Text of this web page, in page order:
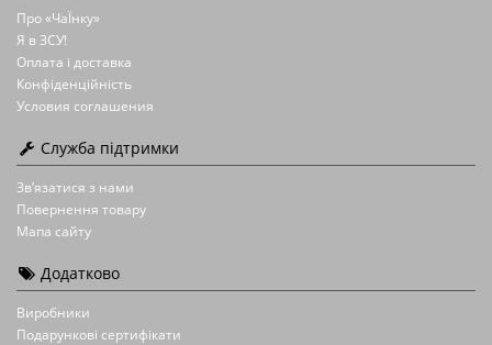
Про «ЧаЇнку»
Я в ЗСУ!
Оплата і доставка
Конфіденційність
Условия соглашения
Служба підтримки
Зв’язатися з нами
Повернення товару
Мапа сайту
Додатково
Виробники
Подарункові сертифікати